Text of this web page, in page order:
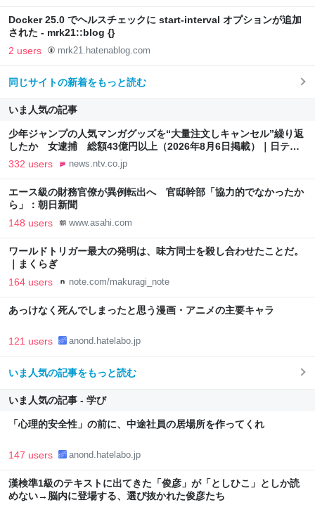
Docker 25.0 でヘルスチェックに start-interval オプションが追加
された - mrk21::blog {}
2 users mrk21.hatenablog.com
同じサイトの新着をもっと読む
いま人気の記事
少年ジャンプの人気マンガグッズを“大量注文しキャンセル”繰り返
したか 女逮捕 総額43億円以上（2026年8月6日掲載）｜日テレ
NEWS NNN
332 users news.ntv.co.jp
エース級の財務官僚が異例転出へ 官邸幹部「協力的でなかったか
ら」：朝日新聞
148 users www.asahi.com
ワールドトリガー最大の発明は、味方同士を殺し合わせたことだ。
｜まくらぎ
164 users note.com/makuragi_note
あっけなく死んでしまったと思う漫画・アニメの主要キャラ
121 users anond.hatelabo.jp
いま人気の記事をもっと読む
いま人気の記事 - 学び
「心理的安全性」の前に、中途社員の居場所を作ってくれ
147 users anond.hatelabo.jp
漢検準1級のテキストに出てきた「俊彦」が「としひこ」としか読
めない→脳内に登場する、選び抜かれた俊彦たち